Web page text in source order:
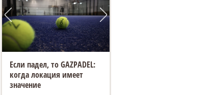
Если падел, то GAZPADEL:
когда локация имеет
значение